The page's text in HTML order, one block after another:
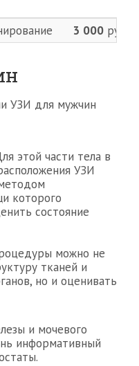
3 000 руб.
УЗИ для мужчин
этой части тела в
УЗИ
которого
состояние
можно не
тканей и
но и оценивать
и мочевого
информативный